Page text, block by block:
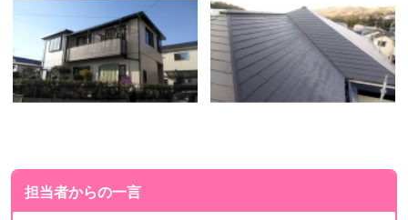
担当者からの一言